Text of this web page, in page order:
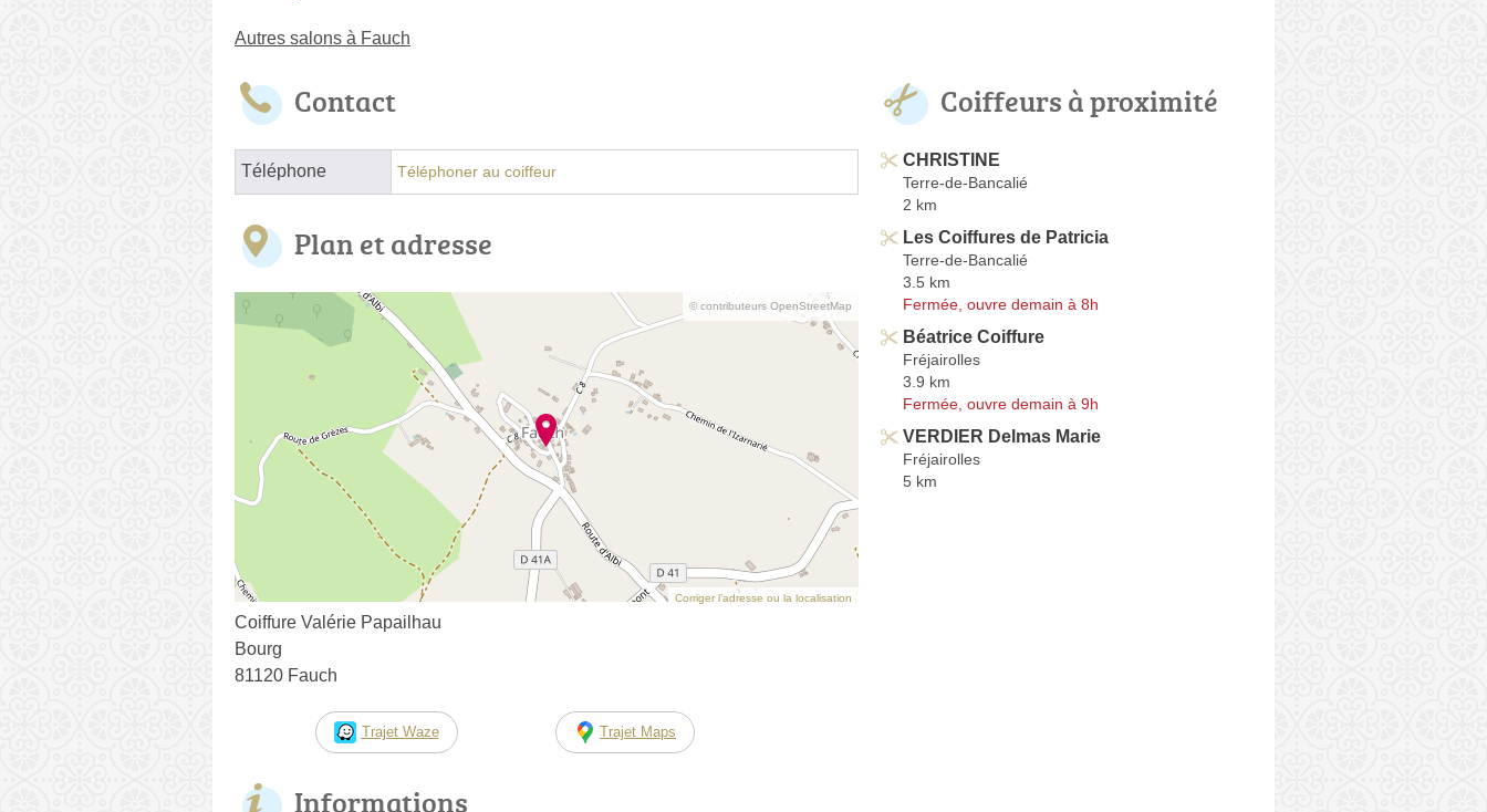
Autres salons à Fauch
Contact
Téléphone Téléphoner au coiffeur
Plan et adresse
© contributeurs OpenStreetMap
Corriger l’adresse ou la localisation
Coiffure Valérie Papailhau
Bourg
81120 Fauch
Trajet Waze Trajet Maps
Informations
Coiffeurs à proximité
CHRISTINE
Terre-de-Bancalié
2 km
Les Coiffures de Patricia
Terre-de-Bancalié
3.5 km
Fermée, ouvre demain à 8h
Béatrice Coiffure
Fréjairolles
3.9 km
Fermée, ouvre demain à 9h
VERDIER Delmas Marie
Fréjairolles
5 km